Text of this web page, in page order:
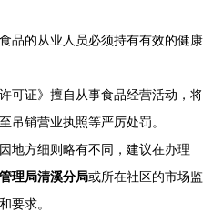
品的从业人员必须持有有效的健康
可证》擅自从事食品经营活动，将
吊销营业执照等严厉处罚。
地方细则略有不同，建议在办理
理局清溪分局或所在社区的市场监
要求。